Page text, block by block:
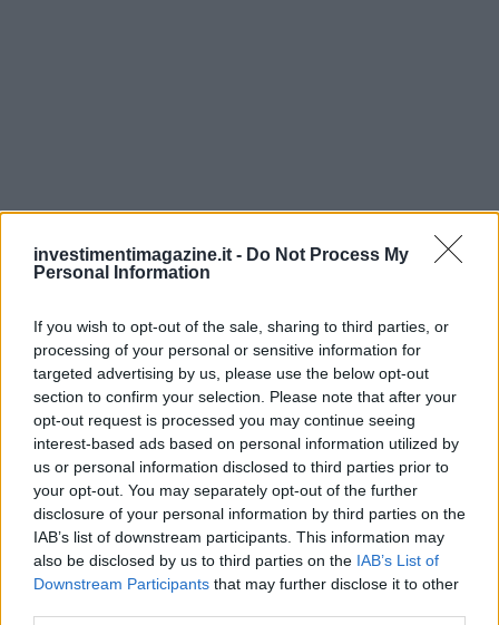
investimentimagazine.it - Do Not Process My
Personal Information
If you wish to opt-out of the sale, sharing to third parties, or
processing of your personal or sensitive information for
targeted advertising by us, please use the below opt-out
section to confirm your selection. Please note that after your
opt-out request is processed you may continue seeing
interest-based ads based on personal information utilized by
us or personal information disclosed to third parties prior to
your opt-out. You may separately opt-out of the further
disclosure of your personal information by third parties on the
IAB’s list of downstream participants. This information may
also be disclosed by us to third parties on the IAB’s List of
Downstream Participants that may further disclose it to other
Continua a leggere